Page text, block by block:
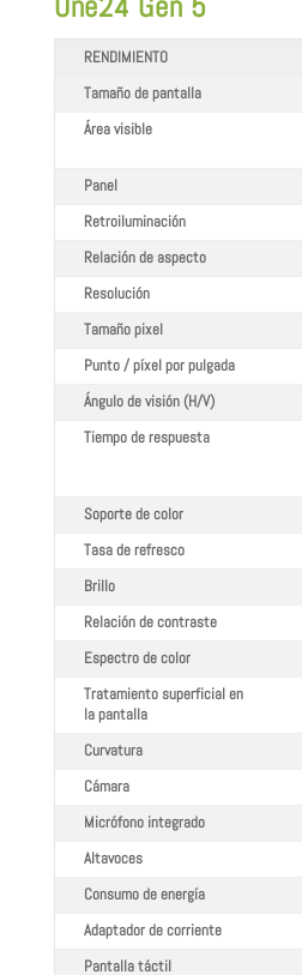
RENDIMIENTO
Tamaño de pantalla
Área visible
Panel
Retroiluminación
Relación de aspecto
Resolución
Tamaño pixel
Punto / píxel por pulgada
Ángulo de visión (H/V)
Tiempo de respuesta
Soporte de color
Tasa de refresco
Brillo
Relación de contraste
Espectro de color
Tratamiento superficial en
la pantalla
Curvatura
Cámara
Micrófono integrado
Altavoces
Consumo de energía
Adaptador de corriente
Pantalla táctil